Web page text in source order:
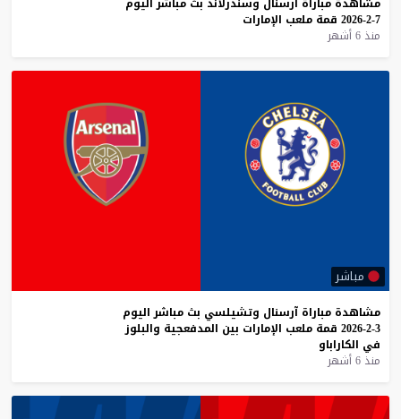
7-2-2026
قمة ملعب الإمارات
منذ 6 أشهر
مباشر
مشاهدة مباراة آرسنال وتشيلسي بث مباشر اليوم
3-2-2026
قمة ملعب الإمارات بين المدفعجية والبلوز
في الكاراباو
منذ 6 أشهر